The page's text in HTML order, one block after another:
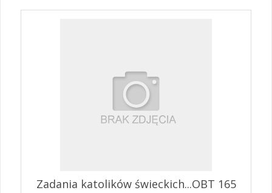
Zadania katolików świeckich...OBT 165